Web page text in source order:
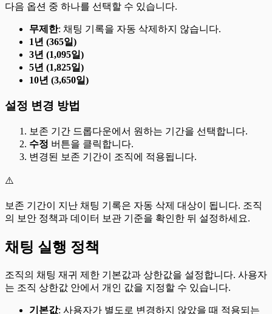
다음 옵션 중 하나를 선택할 수 있습니다.
무제한: 채팅 기록을 자동 삭제하지 않습니다.
1년 (365일)
3년 (1,095일)
5년 (1,825일)
10년 (3,650일)
설정 변경 방법
보존 기간 드롭다운에서 원하는 기간을 선택합니다.
수정 버튼을 클릭합니다.
변경된 보존 기간이 조직에 적용됩니다.
⚠️
보존 기간이 지난 채팅 기록은 자동 삭제 대상이 됩니다. 조직
의 보안 정책과 데이터 보관 기준을 확인한 뒤 설정하세요.
채팅 실행 정책
조직의 채팅 재귀 제한 기본값과 상한값을 설정합니다. 사용자
는 조직 상한값 안에서 개인 값을 지정할 수 있습니다.
기본값: 사용자가 별도로 변경하지 않았을 때 적용되는